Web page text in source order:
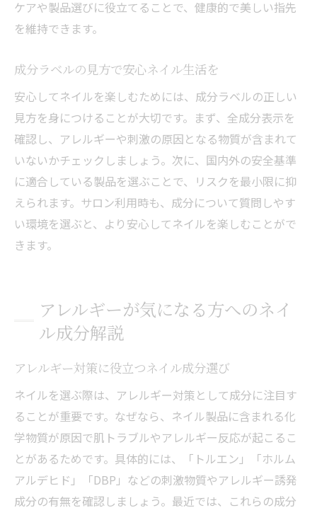
ケアや製品選びに役立てることで、健康的で美しい指先
を維持できます。
成分ラベルの見方で安心ネイル生活を
安心してネイルを楽しむためには、成分ラベルの正しい
見方を身につけることが大切です。まず、全成分表示を
確認し、アレルギーや刺激の原因となる物質が含まれて
いないかチェックしましょう。次に、国内外の安全基準
に適合している製品を選ぶことで、リスクを最小限に抑
えられます。サロン利用時も、成分について質問しやす
い環境を選ぶと、より安心してネイルを楽しむことがで
きます。
アレルギーが気になる方へのネイ
ル成分解説
アレルギー対策に役立つネイル成分選び
ネイルを選ぶ際は、アレルギー対策として成分に注目す
ることが重要です。なぜなら、ネイル製品に含まれる化
学物質が原因で肌トラブルやアレルギー反応が起こるこ
とがあるためです。具体的には、「トルエン」「ホルム
アルデヒド」「DBP」などの刺激物質やアレルギー誘発
成分の有無を確認しましょう。最近では、これらの成分